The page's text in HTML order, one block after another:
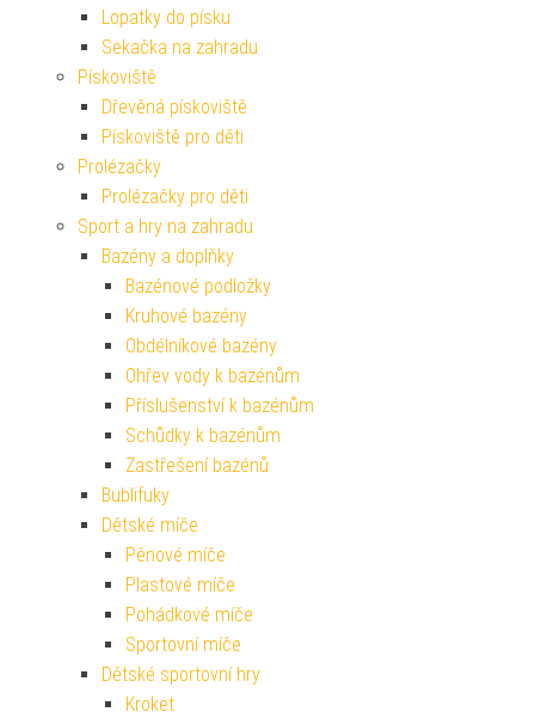
Lopatky do písku
Sekačka na zahradu
Pískoviště
Dřevěná pískoviště
Pískoviště pro děti
Prolézačky
Prolézačky pro děti
Sport a hry na zahradu
Bazény a doplňky
Bazénové podložky
Kruhové bazény
Obdélníkové bazény
Ohřev vody k bazénům
Příslušenství k bazénům
Schůdky k bazénům
Zastřešení bazénů
Bublifuky
Dětské míče
Pěnové míče
Plastové míče
Pohádkové míče
Sportovní míče
Dětské sportovní hry
Kroket